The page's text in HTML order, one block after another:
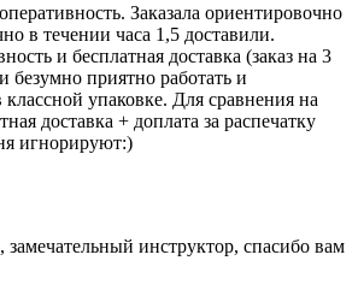
Заказала ориентировочно
в течении часа 1,5 доставили.
и бесплатная доставка (заказ на 3
безумно приятно работать и
упаковке. Для сравнения на
доставка + доплата за распечатку
игнорируют:)
инструктор, спасибо вам